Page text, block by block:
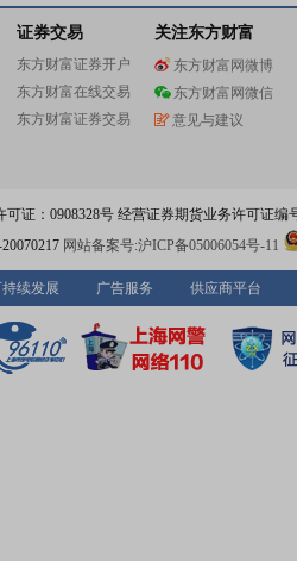
证券交易
东方财富证券开户
东方财富在线交易
东方财富证券交易
关注东方财富
东方财富网微博
东方财富网微信
意见与建议
证：0908328号 经营证券期货业务许可证编
网站备案号:沪ICP备05006054号-11
续发展 广告服务 供应商平台